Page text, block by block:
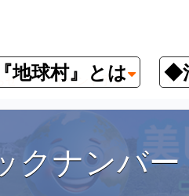
地球村』とは ◆
せ イベント予定 バッ
クナンバー